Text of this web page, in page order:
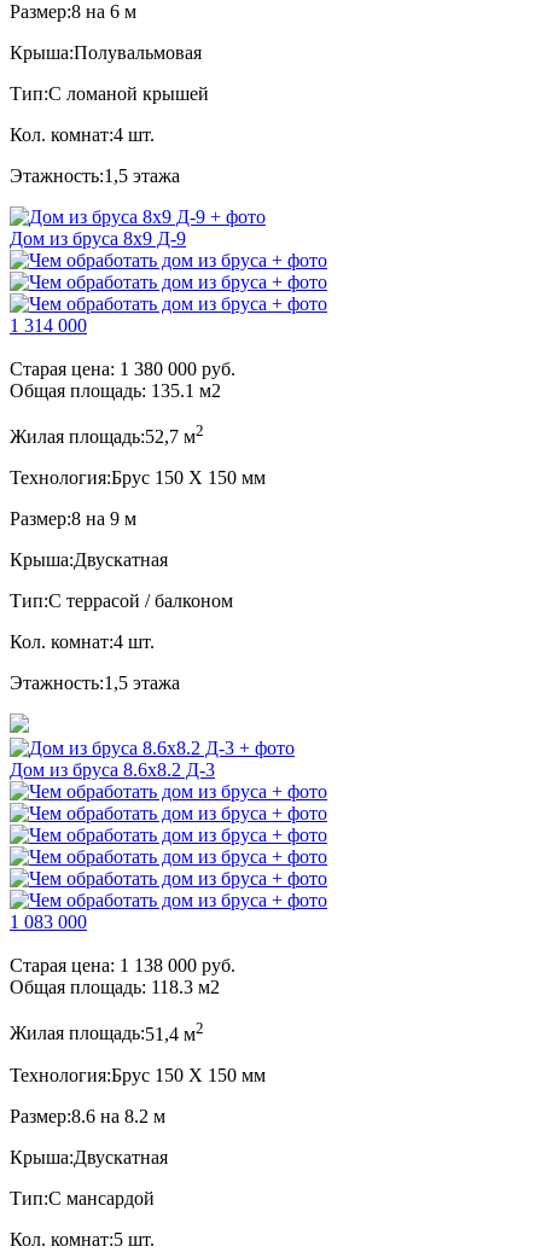
Размер:8 на 6 м
Крыша:Полувальмовая
Тип:С ломаной крышей
Кол. комнат:4 шт.
Этажность:1,5 этажа
Дом из бруса 8x9 Д-9
1 314 000
Старая цена: 1 380 000 руб.
Общая площадь: 135.1 м2
Жилая площадь:52,7 м2
Технология:Брус 150 Х 150 мм
Размер:8 на 9 м
Крыша:Двускатная
Тип:С террасой / балконом
Кол. комнат:4 шт.
Этажность:1,5 этажа
Дом из бруса 8.6х8.2 Д-3
1 083 000
Старая цена: 1 138 000 руб.
Общая площадь: 118.3 м2
Жилая площадь:51,4 м2
Технология:Брус 150 Х 150 мм
Размер:8.6 на 8.2 м
Крыша:Двускатная
Тип:С мансардой
Кол. комнат:5 шт.